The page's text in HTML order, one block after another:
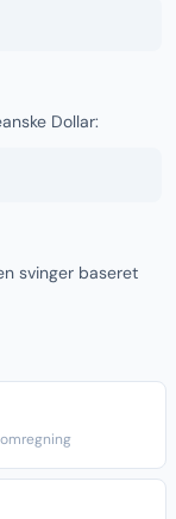
Dollar:
svinger baseret